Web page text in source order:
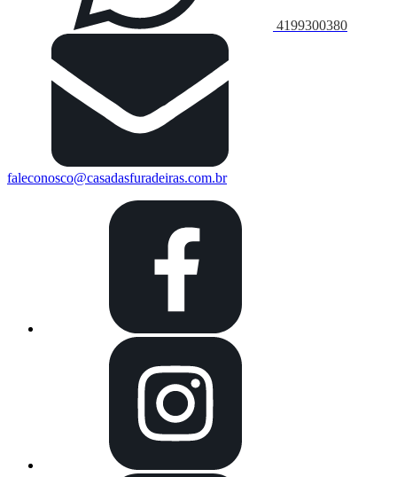
4199300380
faleconosco@casadasfuradeiras.com.br